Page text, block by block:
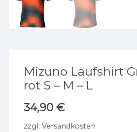
Mizuno Laufshirt
rot S – M – L
34,90€
zzgl.Versandkosten